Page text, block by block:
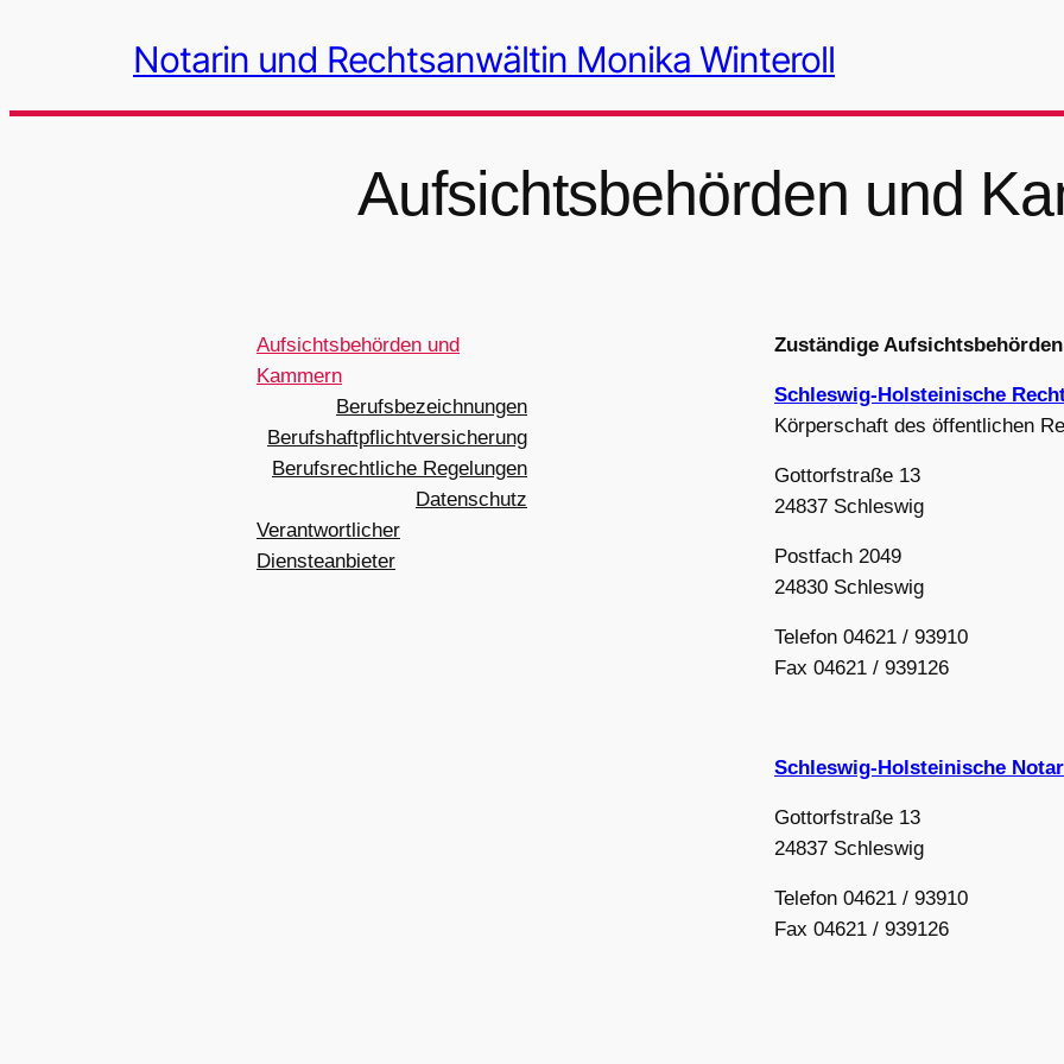
Notarin und Rechtsanwältin Monika Winteroll
Aufsichtsbehörden und
Aufsichtsbehörden und
Kammern
Berufsbezeichnungen
Berufshaftpflichtversicherung
Berufsrechtliche Regelungen
Datenschutz
Verantwortlicher
Diensteanbieter
Zuständige
Schleswig-Holsteinische
Körperschaft des öffentlichen
Gottorfstraße 13
24837 Schleswig
Postfach 2049
24830 Schleswig
Telefon 04621 / 93910
Fax 04621 / 939126
Schleswig-Holsteinische
Gottorfstraße 13
24837 Schleswig
Telefon 04621 / 93910
Fax 04621 / 939126